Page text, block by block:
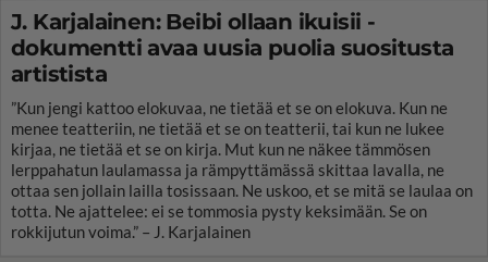
J. Karjalainen: Beibi ollaan ikuisii -
dokumentti avaa uusia puolia suositusta
artistista
”Kun jengi kattoo elokuvaa, ne tietää et se on elokuva. Kun ne
menee teatteriin, ne tietää et se on teatterii, tai kun ne lukee
kirjaa, ne tietää et se on kirja. Mut kun ne näkee tämmösen
lerppahatun laulamassa ja rämpyttämässä skittaa lavalla, ne
ottaa sen jollain lailla tosissaan. Ne uskoo, et se mitä se laulaa on
totta. Ne ajattelee: ei se tommosia pysty keksimään. Se on
rokkijutun voima.” – J. Karjalainen